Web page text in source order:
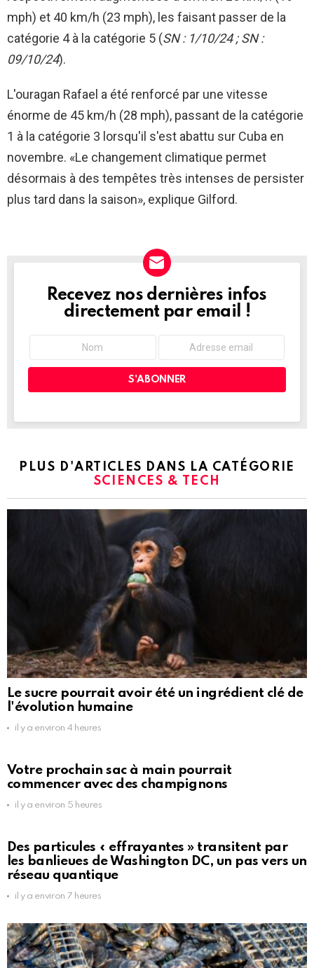
mph) et 40 km/h (23 mph), les faisant passer de la
catégorie 4 à la catégorie 5 (SN : 1/10/24 ; SN :
09/10/24).
L'ouragan Rafael a été renforcé par une vitesse
énorme de 45 km/h (28 mph), passant de la catégorie
1 à la catégorie 3 lorsqu'il s'est abattu sur Cuba en
novembre. «Le changement climatique permet
désormais à des tempêtes très intenses de persister
plus tard dans la saison», explique Gilford.
NEWSLETTER
Recevez nos dernières infos
directement par email !
PLUS D'ARTICLES DANS LA CATÉGORIE
SCIENCES & TECH
Le sucre pourrait avoir été un ingrédient clé de
l'évolution humaine
il y a environ 4 heures
Votre prochain sac à main pourrait
commencer avec des champignons
il y a environ 5 heures
Des particules « effrayantes » transitent par
les banlieues de Washington DC, un pas vers un
réseau quantique
il y a environ 7 heures